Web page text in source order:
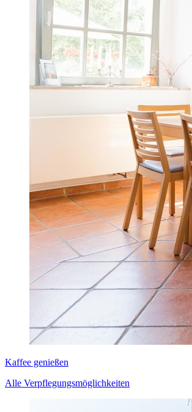
Kaffee genießen
Alle Verpflegungsmöglichkeiten